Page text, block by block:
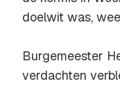
doelwit was,
Burgemeester
verdachten